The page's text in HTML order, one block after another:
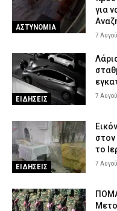
ΑΣΤΥΝΟΜΙΑ
για
7
ΕΙΔΗΣΕΙΣ 7
ΕΙΔΗΣΕΙΣ
στον
το
7